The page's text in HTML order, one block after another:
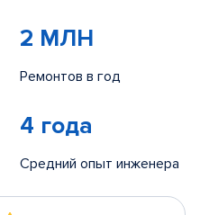
2 МЛН
Ремонтов в год
4 года
Средний опыт инженера